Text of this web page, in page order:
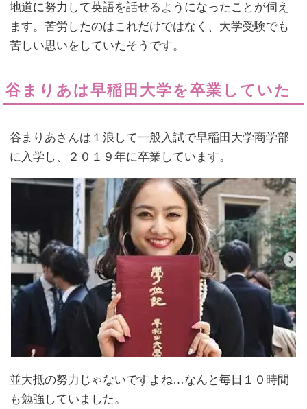
地道に努力して英語を話せるようになったことが伺え
ます。苦労したのはこれだけではなく、大学受験でも
苦しい思いをしていたそうです。
谷まりあは早稲田大学を卒業していた
谷まりあさんは１浪して一般入試で早稲田大学商学部
に入学し、２０１９年に卒業しています。
並大抵の努力じゃないですよね…なんと毎日１０時間
も勉強していました。